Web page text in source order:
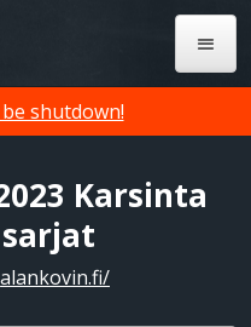
shutdown!
Karsinta